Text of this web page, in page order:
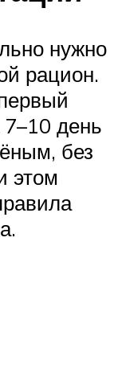
нужно
рацион.
день
без
этом